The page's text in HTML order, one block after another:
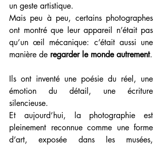
un geste artistique.
Mais peu à peu, certains photographes
ont montré que leur appareil n’était pas
qu’un œil mécanique: c’était aussi une
manière de regarder le monde autrement.
Ils ont inventé une poésie du réel, une
émotion du détail, une écriture
silencieuse.
Et aujourd’hui, la photographie est
pleinement reconnue comme une forme
d’art, exposée dans les musées,